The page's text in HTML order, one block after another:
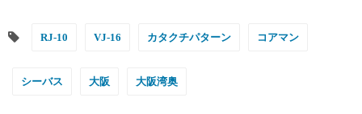
RJ-10 VJ-16 カタクチパターン コアマン
シーバス 大阪 大阪湾奥